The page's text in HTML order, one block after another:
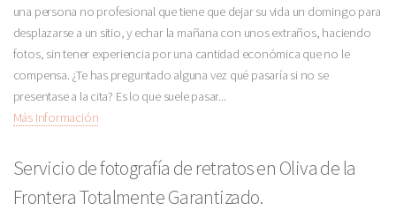
una persona no profesional que tiene que dejar su vida un domingo para
desplazarse a un sitio, y echar la mañana con unos extraños, haciendo
fotos, sin tener experiencia por una cantidad económica que no le
compensa. ¿Te has preguntado alguna vez qué pasaría si no se
presentase a la cita? Es lo que suele pasar...
Más Información
Servicio de fotografía de retratos en Oliva de la
Frontera Totalmente Garantizado.